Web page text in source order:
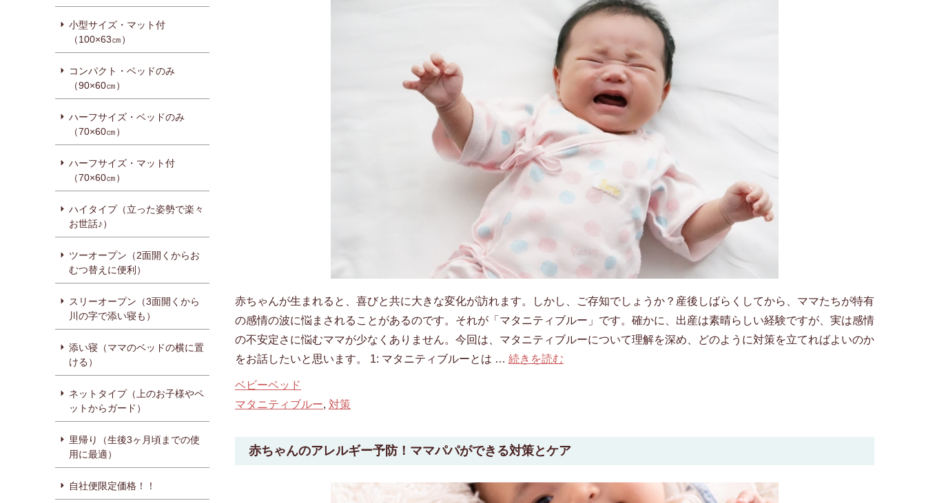
小型サイズ・マット付
（100×63㎝）
コンパクト・ベッドのみ
（90×60㎝）
ハーフサイズ・ベッドのみ
（70×60㎝）
ハーフサイズ・マット付
（70×60㎝）
ハイタイプ（立った姿勢で楽々
お世話♪）
ツーオープン（2面開くからお
むつ替えに便利）
スリーオープン（3面開くから
川の字で添い寝も）
添い寝（ママのベッドの横に置
ける）
ネットタイプ（上のお子様やペ
ットからガード）
里帰り（生後3ヶ月頃までの使
用に最適）
自社便限定価格！！
赤ちゃんが生まれると、喜びと共に大きな変化が訪れます。しかし、ご存知でしょうか？産後しばらくしてから、ママたちが特有
の感情の波に悩まされることがあるのです。それが「マタニティブルー」です。確かに、出産は素晴らしい経験ですが、実は感情
の不安定さに悩むママが少なくありません。今回は、マタニティブルーについて理解を深め、どのように対策を立てればよいのか
をお話したいと思います。 1: マタニティブルーとは … 続きを読む
ベビーベッド
マタニティブルー, 対策
赤ちゃんのアレルギー予防！ママパパができる対策とケア